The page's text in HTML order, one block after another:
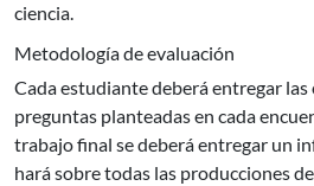
ciencia.
Metodología de evaluación
Cada estudiante deberá entregar
preguntas planteadas en cada
trabajo final se deberá entregar un
hará sobre todas las producciones